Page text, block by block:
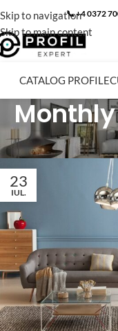
Skip to navigation
Skip to main content
📞 +4 0372
CATALOG PROFILE
23
IUL.